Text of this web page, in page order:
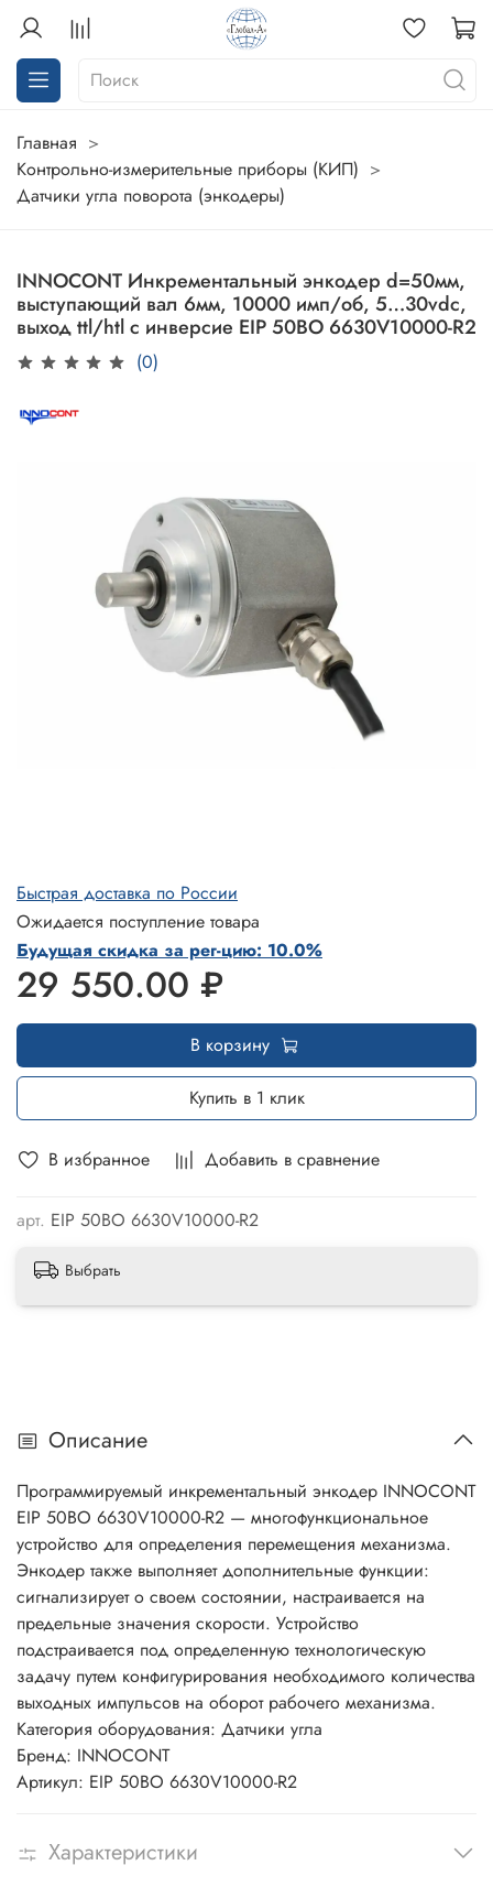
Главная
Контрольно-измерительные приборы (КИП)
Датчики угла поворота (энкодеры)
INNOCONT Инкрементальный энкодер d=50мм,
выступающий вал 6мм, 10000 имп/об, 5…30vdc,
выход ttl/htl с инверсие EIP 50BO 6630V10000-R2
(0)
В избранное Добавить в сравнение
арт. EIP 50BO 6630V10000-R2
Быстрая доставка по России
Ожидается поступление товара
Будущая скидка за рег-цию: 10.0%
29 550.00 ₽
В корзину
Купить в 1 клик
Выбрать
Описание
Программируемый инкрементальный энкодер INNOCONT
EIP 50BO 6630V10000-R2 — многофункциональное
устройство для определения перемещения механизма.
Энкодер также выполняет дополнительные функции:
сигнализирует о своем состоянии, настраивается на
предельные значения скорости. Устройство
подстраивается под определенную технологическую
задачу путем конфигурирования необходимого количества
выходных импульсов на оборот рабочего механизма.
Категория оборудования: Датчики угла
Бренд: INNOCONT
Артикул: EIP 50BO 6630V10000-R2
Характеристики